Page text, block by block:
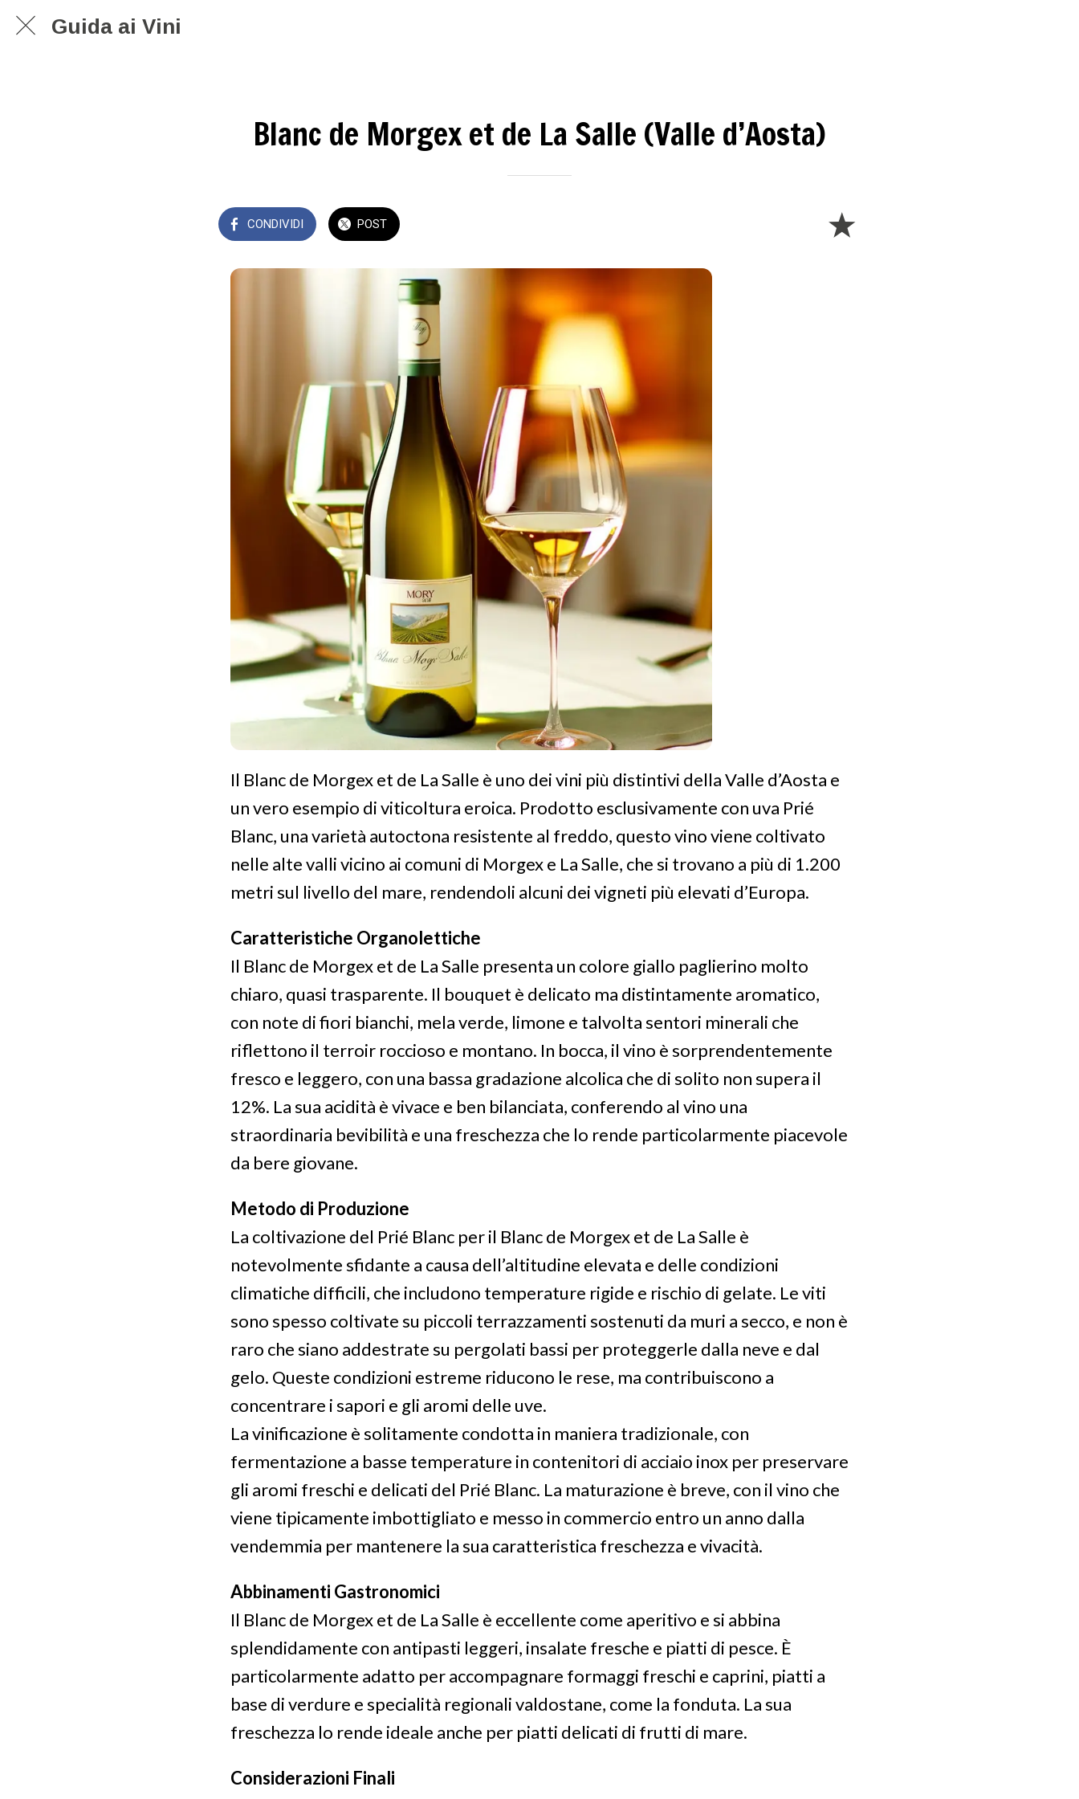
Guida ai Vini
Blanc de Morgex et de La Salle (Valle d’Aosta)
CONDIVIDI POST
Il Blanc de Morgex et de La Salle è uno dei vini più distintivi della Valle d’Aosta e
un vero esempio di viticoltura eroica. Prodotto esclusivamente con uva Prié
Blanc, una varietà autoctona resistente al freddo, questo vino viene coltivato
nelle alte valli vicino ai comuni di Morgex e La Salle, che si trovano a più di 1.200
metri sul livello del mare, rendendoli alcuni dei vigneti più elevati d’Europa.
Caratteristiche Organolettiche
Il Blanc de Morgex et de La Salle presenta un colore giallo paglierino molto
chiaro, quasi trasparente. Il bouquet è delicato ma distintamente aromatico,
con note di fiori bianchi, mela verde, limone e talvolta sentori minerali che
riflettono il terroir roccioso e montano. In bocca, il vino è sorprendentemente
fresco e leggero, con una bassa gradazione alcolica che di solito non supera il
12%. La sua acidità è vivace e ben bilanciata, conferendo al vino una
straordinaria bevibilità e una freschezza che lo rende particolarmente piacevole
da bere giovane.
Metodo di Produzione
La coltivazione del Prié Blanc per il Blanc de Morgex et de La Salle è
notevolmente sfidante a causa dell’altitudine elevata e delle condizioni
climatiche difficili, che includono temperature rigide e rischio di gelate. Le viti
sono spesso coltivate su piccoli terrazzamenti sostenuti da muri a secco, e non è
raro che siano addestrate su pergolati bassi per proteggerle dalla neve e dal
gelo. Queste condizioni estreme riducono le rese, ma contribuiscono a
concentrare i sapori e gli aromi delle uve.
La vinificazione è solitamente condotta in maniera tradizionale, con
fermentazione a basse temperature in contenitori di acciaio inox per preservare
gli aromi freschi e delicati del Prié Blanc. La maturazione è breve, con il vino che
viene tipicamente imbottigliato e messo in commercio entro un anno dalla
vendemmia per mantenere la sua caratteristica freschezza e vivacità.
Abbinamenti Gastronomici
Il Blanc de Morgex et de La Salle è eccellente come aperitivo e si abbina
splendidamente con antipasti leggeri, insalate fresche e piatti di pesce. È
particolarmente adatto per accompagnare formaggi freschi e caprini, piatti a
base di verdure e specialità regionali valdostane, come la fonduta. La sua
freschezza lo rende ideale anche per piatti delicati di frutti di mare.
Considerazioni Finali